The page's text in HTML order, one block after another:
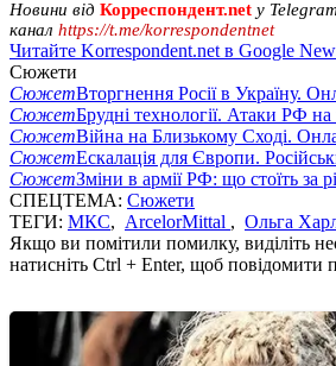
Новини від Корреспондент.net у
канал https://t.me/korrespondentnet
Читайте Korrespondent.net в Google
Сюжети
СюжетВторгнення Росії в Україну.
СюжетБрудні технології. Атаки РФ
СюжетВійна на Близькому Сході.
СюжетЕскалація для Європи.
СюжетЗміни в армії РФ: що стоїть за
СПЕЦТЕМА: Сюжети
ТЕГИ: МКС, ArcelorMittal , Ольга
Якщо ви помітили помилку, виділіть
натисніть Ctrl + Enter, щоб повідомити